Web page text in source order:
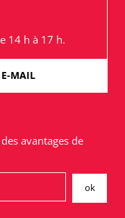
14 h à 17 h.
MAIL
avantages de